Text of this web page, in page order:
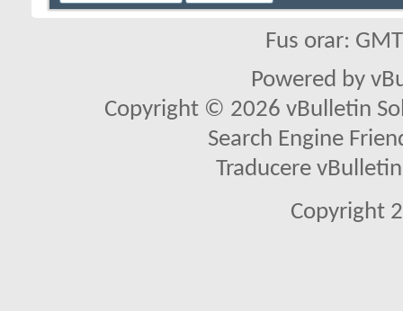
Fus orar:
Powered by
Copyright © 2026 vBulletin
Search Engine
Traducere
Copyright